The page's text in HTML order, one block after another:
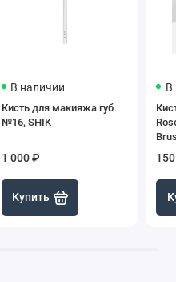
В наличии
Кисть для макияжа губ
№16, SHIK
1 000 ₽
Купить
В